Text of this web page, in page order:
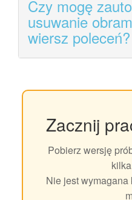
Czy mogę
usuwanie
wiersz poleceń?
Zacznij
Pobierz wersję
Nie jest